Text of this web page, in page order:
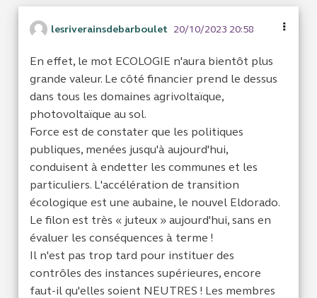
lesriverainsdebarboulet 20/10/2023 20:58
En effet, le mot ECOLOGIE n'aura bientôt plus
grande valeur. Le côté financier prend le dessus
dans tous les domaines agrivoltaïque,
photovoltaïque au sol.
Force est de constater que les politiques
publiques, menées jusqu'à aujourd'hui,
conduisent à endetter les communes et les
particuliers. L'accélération de transition
écologique est une aubaine, le nouvel Eldorado.
Le filon est très « juteux » aujourd'hui, sans en
évaluer les conséquences à terme !
Il n'est pas trop tard pour instituer des
contrôles des instances supérieures, encore
faut-il qu'elles soient NEUTRES ! Les membres